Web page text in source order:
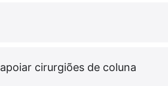
cirurgiões de coluna